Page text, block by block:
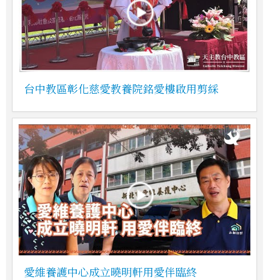
台中教區彰化慈愛教養院銘愛樓啟用剪綵
愛維養護中心成立曉明軒用愛伴臨終